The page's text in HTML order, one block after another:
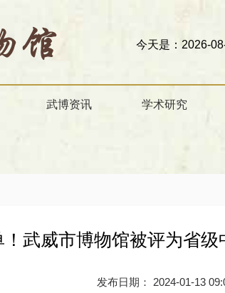
今天是：2026-08-06 农历 丙
武博资讯 学术研究
！武威市博物馆被评为省
发布日期： 2024-01-13